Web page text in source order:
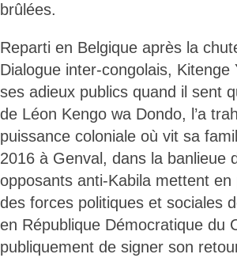
brûlées.
Reparti en Belgique après la
Dialogue inter-congolais,
ses adieux publics quand il sent
de Léon Kengo wa Dondo, l’a
puissance coloniale où vit sa
2016 à Genval, dans la banlieue
opposants anti-Kabila mettent
des forces politiques et sociales
en République Démocratique du
publiquement de signer son